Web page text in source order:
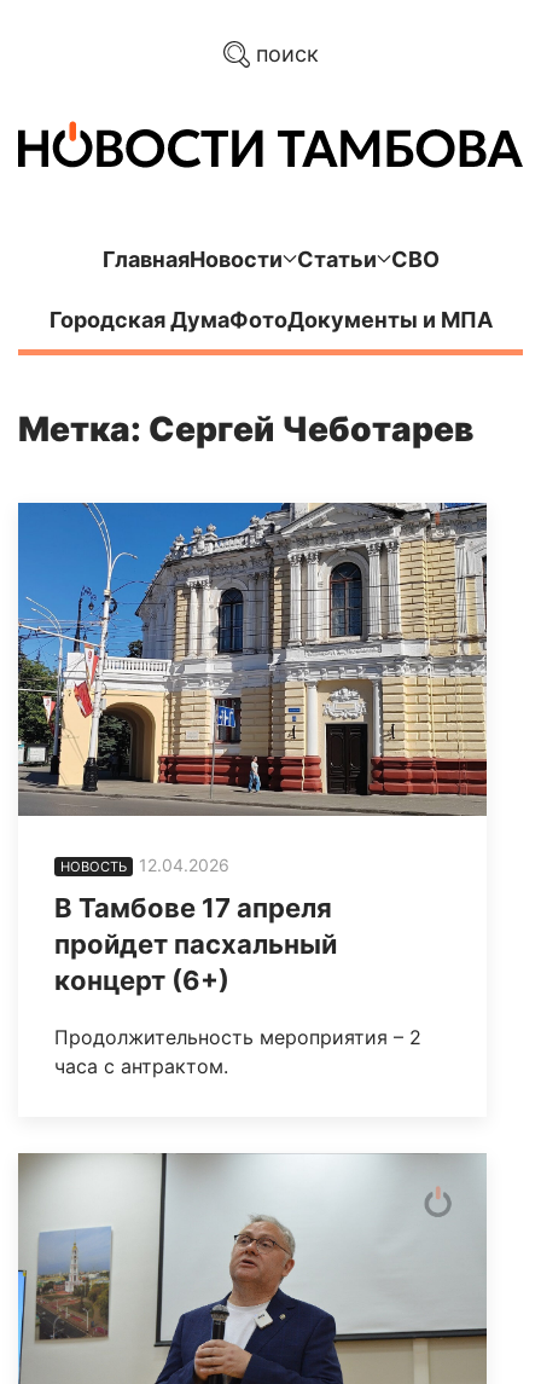
поиск
ГлавнаяНовости Статьи СВО
Городская ДумаФотоДокументы и МПА
Метка: Сергей Чеботарев
НОВОСТЬ 12.04.2026
В Тамбове 17 апреля
пройдет пасхальный
концерт (6+)
Продолжительность мероприятия – 2
часа с антрактом.